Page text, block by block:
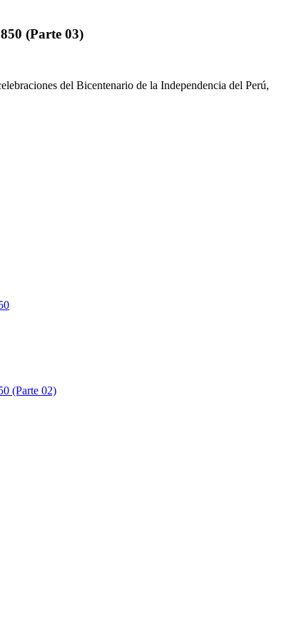
(Parte 03)
del Bicentenario de la Independencia del Perú,
(Parte 02)